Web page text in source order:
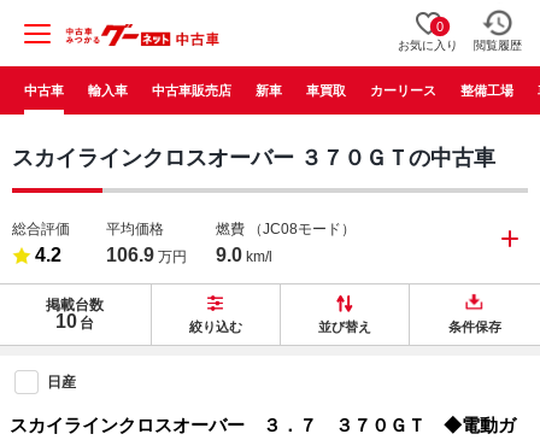
0
お気に入り 閲覧履歴
中古車 輸入車 中古車販売店 新車 車買取 カーリース 整備工場
スカイラインクロスオーバー ３７０ＧＴの中古車
総合評価
4.2
平均価格
106.9 万円
燃費 （JC08モード）
9.0 km/l
掲載台数
10 台 絞り込む 並び替え 条件保存
日産
スカイラインクロスオーバー ３．７ ３７０ＧＴ ◆電動ガ